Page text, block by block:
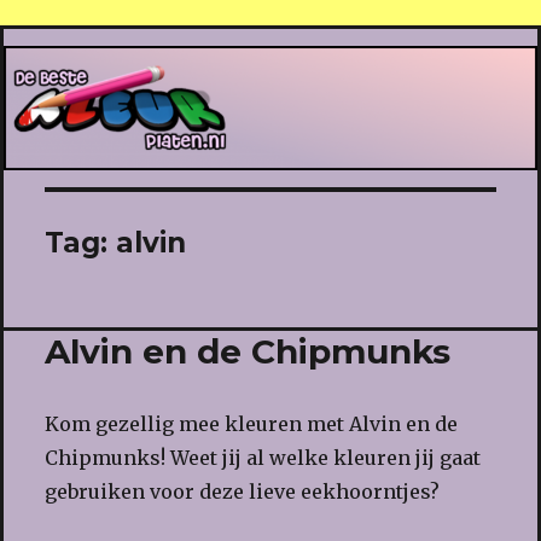
De Beste Kleurplaten
Tag: alvin
Alvin en de Chipmunks
Kom gezellig mee kleuren met Alvin en de
Chipmunks! Weet jij al welke kleuren jij gaat
gebruiken voor deze lieve eekhoorntjes?